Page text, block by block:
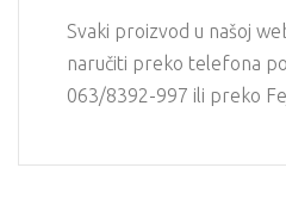
Svaki proizvod u našoj
naručiti preko telefona
063/8392-997 ili preko